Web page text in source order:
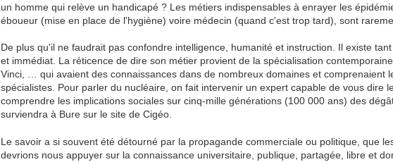
un homme qui relève un handicapé ? Les métiers indispensables à enrayer les
éboueur (mise en place de l'hygiène) voire médecin (quand c'est trop tard), sont
De plus qu'il ne faudrait pas confondre intelligence, humanité et instruction. Il existe
et immédiat. La réticence de dire son métier provient de la spécialisation
Vinci, … qui avaient des connaissances dans de nombreux domaines et comprenaient
spécialistes. Pour parler du nucléaire, on fait intervenir un expert capable de vous dire
comprendre les implications sociales sur cinq-mille générations (100 000 ans) des
surviendra à Bure sur le site de Cigéo.
Le savoir a si souvent été détourné par la propagande commerciale ou politique, que
devrions nous appuyer sur la connaissance universitaire, publique, partagée, libre et